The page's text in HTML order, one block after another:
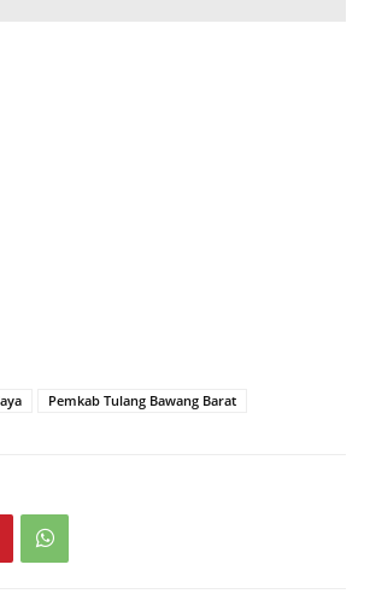
Pemkab Tulang Bawang Barat